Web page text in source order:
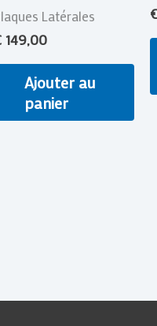
Latérales
149,00
Ajouter au
panier